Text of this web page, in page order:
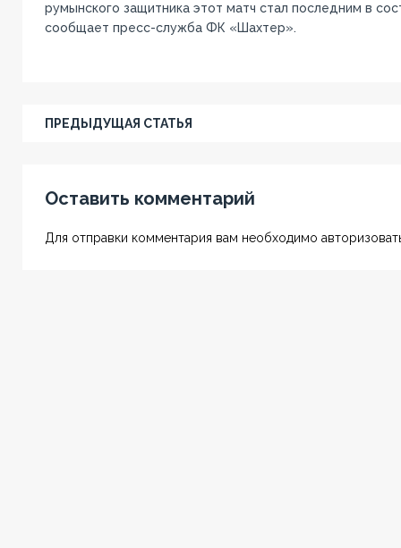
румынского защитника этот матч стал последним в
сообщает пресс-служба ФК «Шахтер».
ПРЕДЫДУЩАЯ СТАТЬЯ
Оставить комментарий
Для отправки комментария вам необходимо